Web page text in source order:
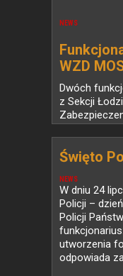
NEWS
WZD
Dwóch
z Sekcji Łodzi
Oddziału
bojowych...
NEWS
Święto
W dniu 24
Policji –
Policji
utworzenia
odpowiada